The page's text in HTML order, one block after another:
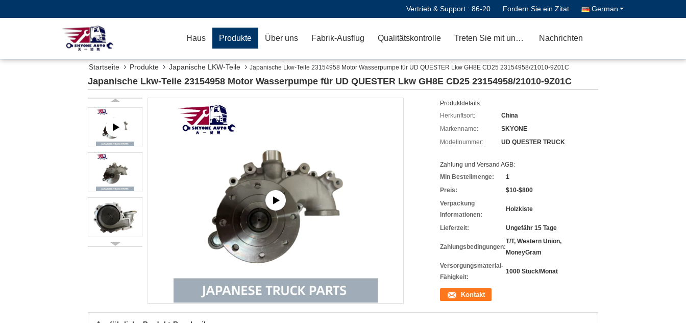
Vertrieb & Support : 86-20 Fordern Sie ein Zitat German
Haus Produkte Über uns Fabrik-Ausflug Qualitätskontrolle Treten Sie mit uns in Verbindung Nachrichten
Startseite Produkte Japanische LKW-Teile Japanische Lkw-Teile 23154958 Motor Wasserpumpe für UD QUESTER Lkw GH8E CD25 23154958/21010-9Z01C
Japanische Lkw-Teile 23154958 Motor Wasserpumpe für UD QUESTER Lkw GH8E CD25 23154958/21010-9Z01C
Produktdetails:
Herkunftsort:
China
Markenname:
SKYONE
Modellnummer:
UD QUESTER TRUCK
Zahlung und Versand AGB:
Min Bestellmenge:
1
Preis:
$10-$800
Verpackung
Informationen:
Holzkiste
Lieferzeit: Ungefähr 15 Tage
Zahlungsbedingungen:
T/T, Western Union,
MoneyGram
Versorgungsmaterial-
Fähigkeit:
1000 Stück/Monat
Kontakt